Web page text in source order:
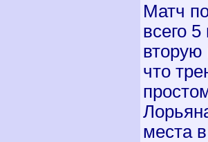
Матч
всего
вторую
что
места